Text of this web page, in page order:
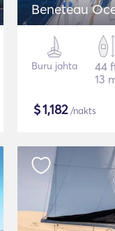
Beneteau
Buru jahta
44
13
$1,182/nakts